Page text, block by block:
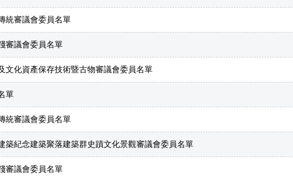
統審議會委員名單
審議會委員名單
文化資產保存技術暨古物審議會委員名單
單
統審議會委員名單
築紀念建築聚落建築群史蹟文化景觀審議會委員名單
審議會委員名單